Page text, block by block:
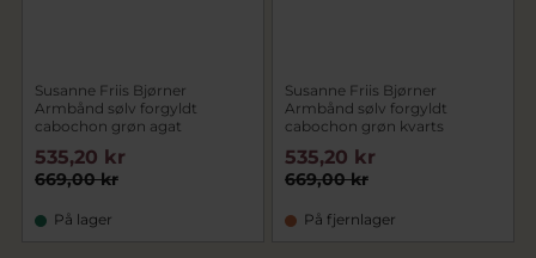
Susanne Friis Bjørner
Armbånd sølv forgyldt
cabochon grøn agat
669,00 kr
535,20 kr
På lager
Susanne Friis Bjørner
Armbånd sølv forgyldt
cabochon grøn kvarts
669,00 kr
535,20 kr
På fjernlager